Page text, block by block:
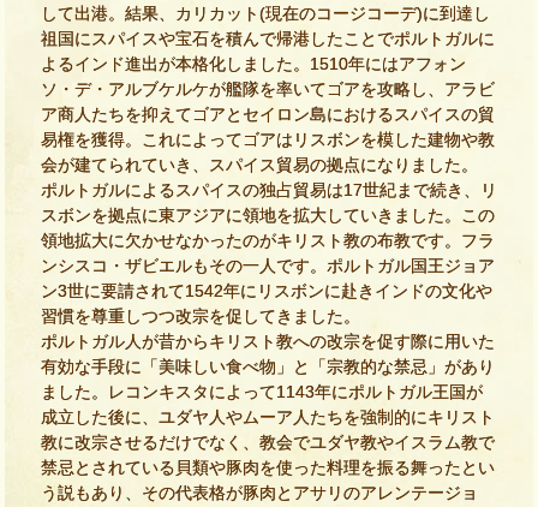
して出港。結果、カリカット(現在のコージコーデ)に到達し
祖国にスパイスや宝石を積んで帰港したことでポルトガルに
よるインド進出が本格化しました。1510年にはアフォン
ソ・デ・アルブケルケが艦隊を率いてゴアを攻略し、アラビ
ア商人たちを抑えてゴアとセイロン島におけるスパイスの貿
易権を獲得。これによってゴアはリスボンを模した建物や教
会が建てられていき、スパイス貿易の拠点になりました。
ポルトガルによるスパイスの独占貿易は17世紀まで続き、リ
スボンを拠点に東アジアに領地を拡大していきました。この
領地拡大に欠かせなかったのがキリスト教の布教です。フラ
ンシスコ・ザビエルもその一人です。ポルトガル国王ジョア
ン3世に要請されて1542年にリスボンに赴きインドの文化や
習慣を尊重しつつ改宗を促してきました。
ポルトガル人が昔からキリスト教への改宗を促す際に用いた
有効な手段に「美味しい食べ物」と「宗教的な禁忌」があり
ました。レコンキスタによって1143年にポルトガル王国が
成立した後に、ユダヤ人やムーア人たちを強制的にキリスト
教に改宗させるだけでなく、教会でユダヤ教やイスラム教で
禁忌とされている貝類や豚肉を使った料理を振る舞ったとい
う説もあり、その代表格が豚肉とアサリのアレンテージョ